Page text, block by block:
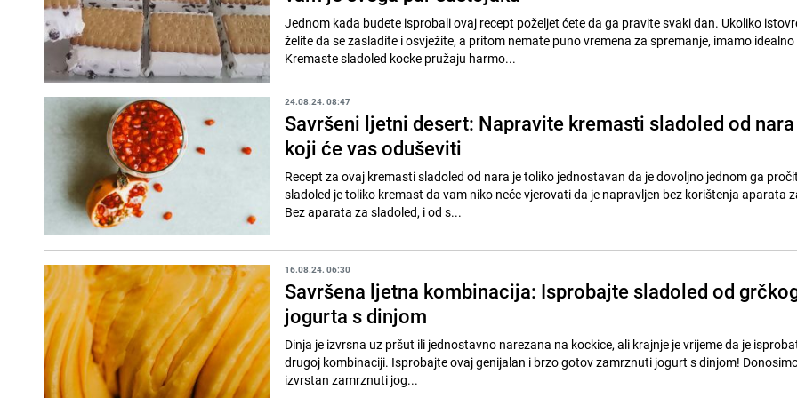
Jednom kada budete isprobali ovaj recept poželjet ćete da ga pravite svaki dan. Ukoliko
želite da se zasladite i osvježite, a pritom nemate puno vremena za spremanje, imamo idealno
Kremaste sladoled kocke pružaju harmo...
24.08.24. 08:47
Savršeni ljetni desert: Napravite kremasti sladoled od nara
koji će vas oduševiti
Recept za ovaj kremasti sladoled od nara je toliko jednostavan da je dovoljno jednom ga
sladoled je toliko kremast da vam niko neće vjerovati da je napravljen bez korištenja aparata
Bez aparata za sladoled, i od s...
16.08.24. 06:30
Savršena ljetna kombinacija: Isprobajte sladoled od
jogurta s dinjom
Dinja je izvrsna uz pršut ili jednostavno narezana na kockice, ali krajnje je vrijeme da je
drugoj kombinaciji. Isprobajte ovaj genijalan i brzo gotov zamrznuti jogurt s dinjom!
izvrstan zamrznuti jog...